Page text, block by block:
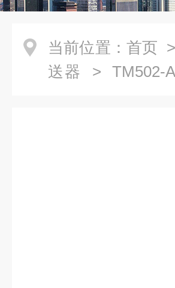
当前位置： 首页 >
送器 > TM502-